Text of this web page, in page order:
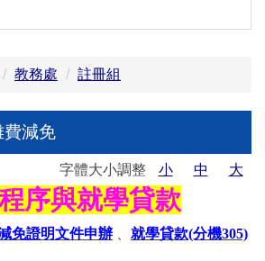
教務處 註冊組
費減免
字體大小調整 小 中 大
序與就學貸款
免證明文件申辦 、 就學貸款(分機305)